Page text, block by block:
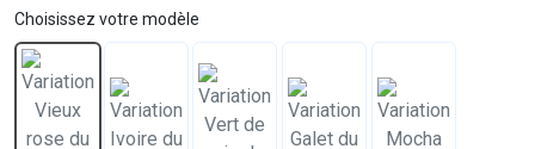
Choisissez votre modèle